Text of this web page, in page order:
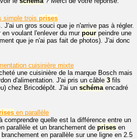
simple trois prises
un gros souci que je n'arrive pas à régler.
voulant l'enlever du mur pour peindre une
que je n'ai pas fait de photos). J'ai donc
cuisinière mixte
une cuisinière de la marque Bosch mais
d'alimentation. J'ai pris un câble 3 fils
chez Bricodépôt. J'ai un schéma encadré
en parallèle
comprendre quelle est la différence entre un
parallèle et un branchement de prises en
en parallèle sur une ligne en 2.5